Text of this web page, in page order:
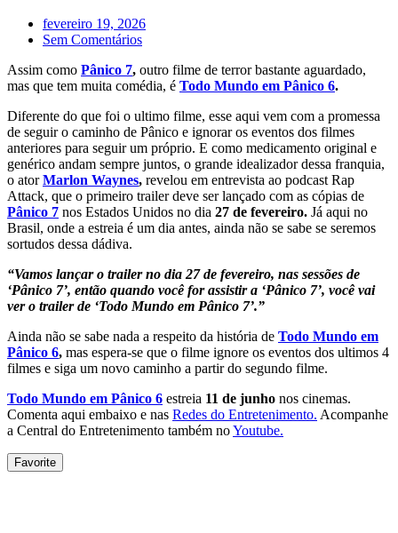
fevereiro 19, 2026
Sem Comentários
Assim como Pânico 7, outro filme de terror bastante aguardado,
mas que tem muita comédia, é Todo Mundo em Pânico 6.
Diferente do que foi o ultimo filme, esse aqui vem com a promessa
de seguir o caminho de Pânico e ignorar os eventos dos filmes
anteriores para seguir um próprio. E como medicamento original e
genérico andam sempre juntos, o grande idealizador dessa franquia,
o atorMarlon Waynes, revelou em entrevista ao podcast Rap
Attack, que o primeiro trailer deve ser lançado com as cópias de
Pânico 7 nos Estados Unidos no dia 27 de fevereiro. Já aqui no
Brasil, onde a estreia é um dia antes, ainda não se sabe se seremos
sortudos dessa dádiva.
“Vamos lançar o trailer no dia 27 de fevereiro, nas sessões de
‘Pânico 7’, então quando você for assistir a ‘Pânico 7’, você vai
ver o trailer de ‘Todo Mundo em Pânico 7’.”
Ainda não se sabe nada a respeito da história de Todo Mundo em
Pânico 6, mas espera-se que o filme ignore os eventos dos ultimos 4
filmes e siga um novo caminho a partir do segundo filme.
Todo Mundo em Pânico 6 estreia 11 de junho nos cinemas.
Comenta aqui embaixo e nas Redes do Entretenimento. Acompanhe
a Central do Entretenimento também noYoutube.
Favorite